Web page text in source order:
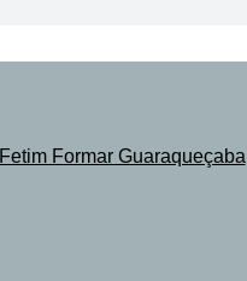
Fetim Formar Guaraqueçaba